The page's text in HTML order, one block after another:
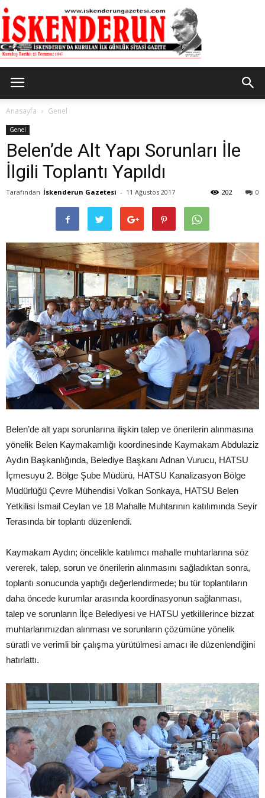
Gazetesi
Anasayfa Genel
Genel
Belen’de Alt Yapı Sorunları İle
İlgili Toplantı Yapıldı
Tarafından İskenderun Gazetesi - 11 Ağustos 2017 0
202
Belen’de alt yapı sorunlarına ilişkin talep ve önerilerin alınmasına
yönelik Belen Kaymakamlığı koordinesinde Kaymakam Abdulaziz
Aydın Başkanlığında, Belediye Başkanı Adnan Vurucu, HATSU
İçmesuyu 2. Bölge Şube Müdürü, HATSU Kanalizasyon Bölge
Müdürlüğü Çevre Mühendisi Volkan Sonkaya, HATSU Belen
Yetkilisi İsmail Ceylan ve 18 Mahalle Muhtarının katılımında Seyir
Terasında bir toplantı düzenlendi.
Kaymakam Aydın; öncelikle katılımcı mahalle muhtarlarına söz
vererek, talep, sorun ve önerilerin alınmasını sağladıktan sonra,
toplantı sonucunda yaptığı değerlendirmede; bu tür toplantıların
daha öncede kurumlar arasında koordinasyonun sağlanması,
talep ve sorunların İlçe Belediyesi ve HATSU yetkililerince bizzat
muhtarlarımızdan alınması ve sorunların çözümüne yönelik
süratli ve verimli bir çalışma yürütülmesi amacı ile düzenlendiğini
hatırlattı.